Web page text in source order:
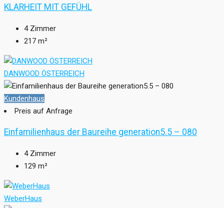
KLARHEIT MIT GEFÜHL
4 Zimmer
217 m²
DANWOOD ÖSTERREICH
Kundenhaus
Preis auf Anfrage
Einfamilienhaus der Baureihe generation5.5 – 080
4 Zimmer
129 m²
WeberHaus